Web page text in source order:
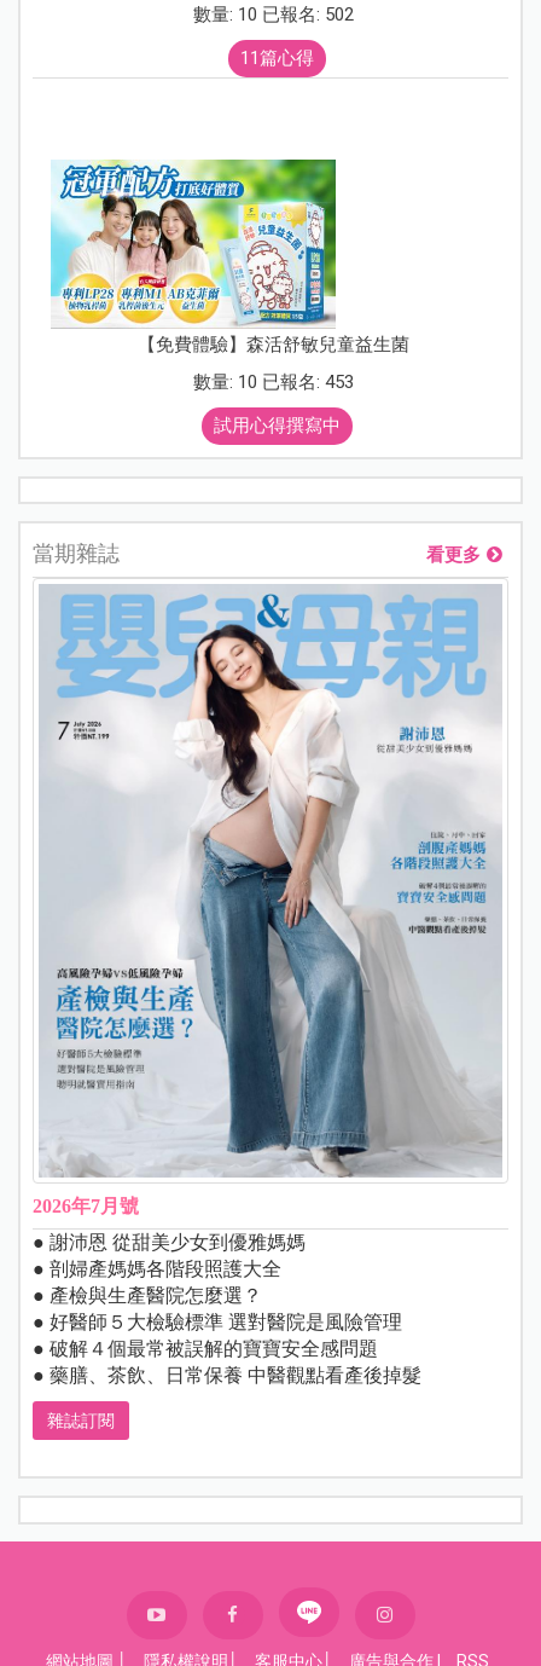
數量: 10 已報名: 502
11篇心得
【免費體驗】森活舒敏兒童益生菌
數量: 10 已報名: 453
試用心得撰寫中
當期雜誌 看更多
2026年7月號
● 謝沛恩 從甜美少女到優雅媽媽
● 剖婦產媽媽各階段照護大全
● 產檢與生產醫院怎麼選？
● 好醫師５大檢驗標準 選對醫院是風險管理
● 破解４個最常被誤解的寶寶安全感問題
● 藥膳、茶飲、日常保養 中醫觀點看產後掉髮
雜誌訂閱
網站地圖 隱私權說明 客服中心 廣告與合作 RSS